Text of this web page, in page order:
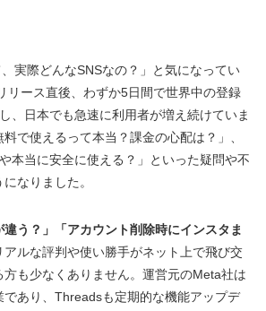
、実際どんなSNSなの？」と気になってい
リース直後、わずか5日間で世界中の登録
、日本でも急速に利用者が増え続けていま
で使えるって本当？課金の心配は？」、
本当に安全に使える？」といった疑問や不
なりました。
違う？」「アカウント削除時にインスタま
アルな評判や使い勝手がネット上で飛び交
も少なくありません。運営元のMeta社は
であり、Threadsも定期的な機能アップデ